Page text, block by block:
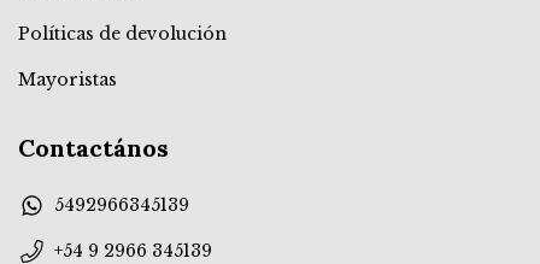
Políticas de devolución
Mayoristas
Contactános
5492966345139
+54 9 2966 345139